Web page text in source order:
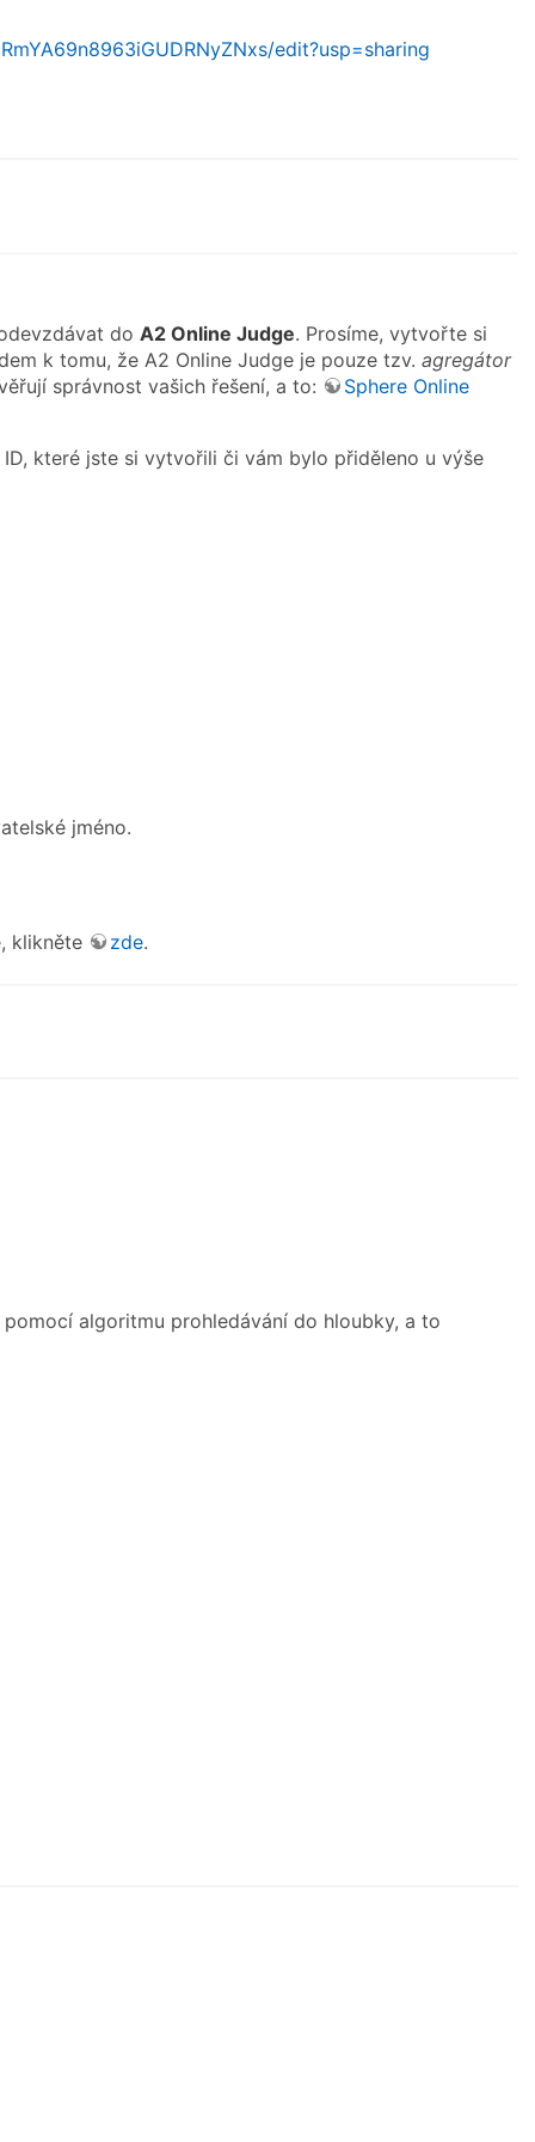
edit?usp=sharing
do A2 Online Judge. Prosíme, vytvořte si
k tomu, že A2 Online Judge je pouze tzv. agregátor
správnost vašich řešení, a to:
Sphere Online
které jste si vytvořili či vám bylo přiděleno u výše
jméno.
klikněte zde.
algoritmu prohledávání do hloubky, a to